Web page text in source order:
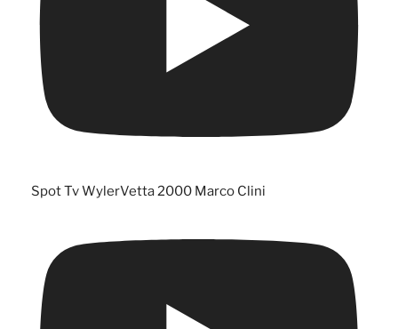
Spot Tv WylerVetta 2000 Marco Clini